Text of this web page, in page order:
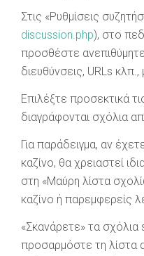
Στις «Ρυθμίσεις
discussion.php), στο
προσθέστε
διευθύνσεις, URLs κλπ.,
Επιλέξτε προσεκτικά
διαγράφονται σχόλια
Για παράδειγμα, αν
καζίνο, θα χρειαστεί
στη «Μαύρη λίστα
καζίνο ή παρεμφερείς
«Σκανάρετε» τα
προσαρμόστε τη λίστα